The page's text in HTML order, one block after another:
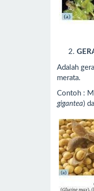
Adalah
merata.
Contoh :
gigantea)